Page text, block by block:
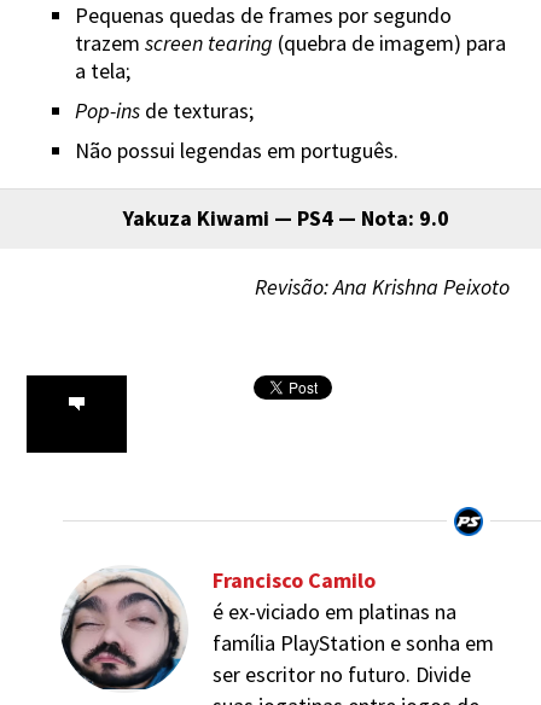
Pequenas quedas de frames por segundo
trazemscreen tearing (quebra de imagem) para
a tela;
Pop-ins de texturas;
Não possui legendas em português.
Yakuza Kiwami — PS4 — Nota: 9.0
Revisão: Ana Krishna Peixoto
Francisco Camilo
é ex-viciado em platinas na
família PlayStation e sonha em
ser escritor no futuro. Divide